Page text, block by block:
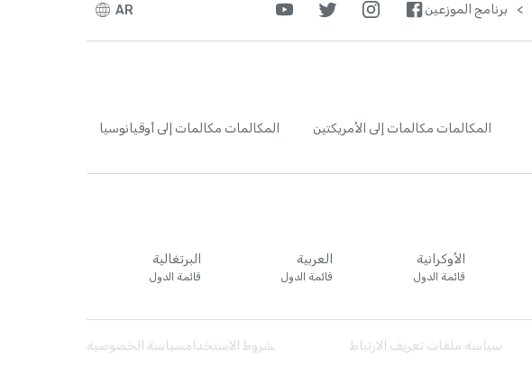
> برنامج الموزعين AR
المكالمات مكالمات إلى الأمريكتين المكالمات مكالمات إلى أوقيانوسيا
الأوكرانية
قائمة الدول
العربية
قائمة الدول
البرتغالية
قائمة الدول
سياسة ملفات تعريف الارتباط شروط الاستخدامسياسة الخصوصية